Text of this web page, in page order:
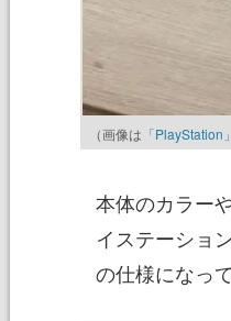
（画像は 「
本体のカラー
イステーショ
の仕様になっ